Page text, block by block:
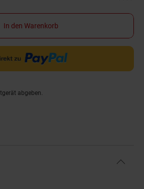
In den Warenkorb
abgeben.